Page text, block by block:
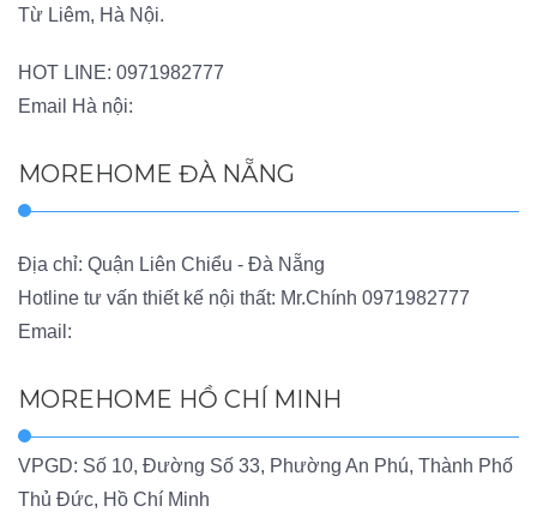
Từ Liêm, Hà Nội.
HOT LINE: 0971982777
Email Hà nội:
MOREHOME ĐÀ NẴNG
Địa chỉ: Quận Liên Chiểu - Đà Nẵng
Hotline tư vấn thiết kế nội thất: Mr.Chính 0971982777
Email:
MOREHOME HỒ CHÍ MINH
VPGD: Số 10, Đường Số 33, Phường An Phú, Thành Phố
Thủ Đức, Hồ Chí Minh